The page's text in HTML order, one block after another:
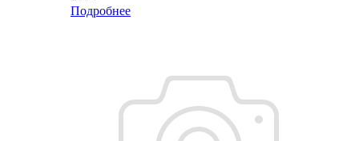
Подробнее